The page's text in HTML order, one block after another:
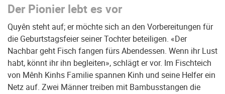
Der Pionier lebt es vor
Quyên steht auf; er möchte sich an den Vorbereitungen für
die Geburtstagsfeier seiner Tochter beteiligen. «Der
Nachbar geht Fisch fangen fürs Abendessen. Wenn ihr Lust
habt, könnt ihr ihn begleiten», schlägt er vor. Im Fischteich
von Mênh Kinhs Familie spannen Kinh und seine Helfer ein
Netz auf. Zwei Männer treiben mit Bambusstangen die